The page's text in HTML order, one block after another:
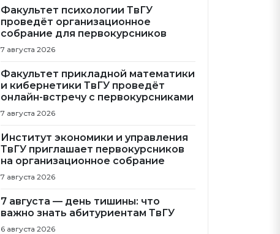
Факультет психологии ТвГУ
проведёт организационное
собрание для первокурсников
7 августа 2026
Факультет прикладной математики
и кибернетики ТвГУ проведёт
онлайн-встречу с первокурсниками
7 августа 2026
Институт экономики и управления
ТвГУ приглашает первокурсников
на организационное собрание
7 августа 2026
7 августа — день тишины: что
важно знать абитуриентам ТвГУ
6 августа 2026